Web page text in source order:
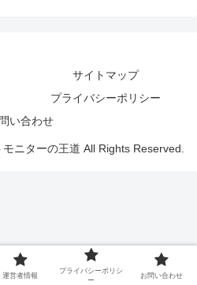
サイトマップ
プライバシーポリシー
い合わせ
ニターの王道 All Rights Reserved.
運営者情報
プライバシーポリシ
ー
お問い合わせ